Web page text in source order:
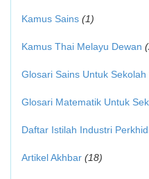
Kamus Sains (1)
Kamus Thai Melayu Dewan
Glosari Sains Untuk Sekolah
Glosari Matematik Untuk
Daftar Istilah Industri
Artikel Akhbar (18)